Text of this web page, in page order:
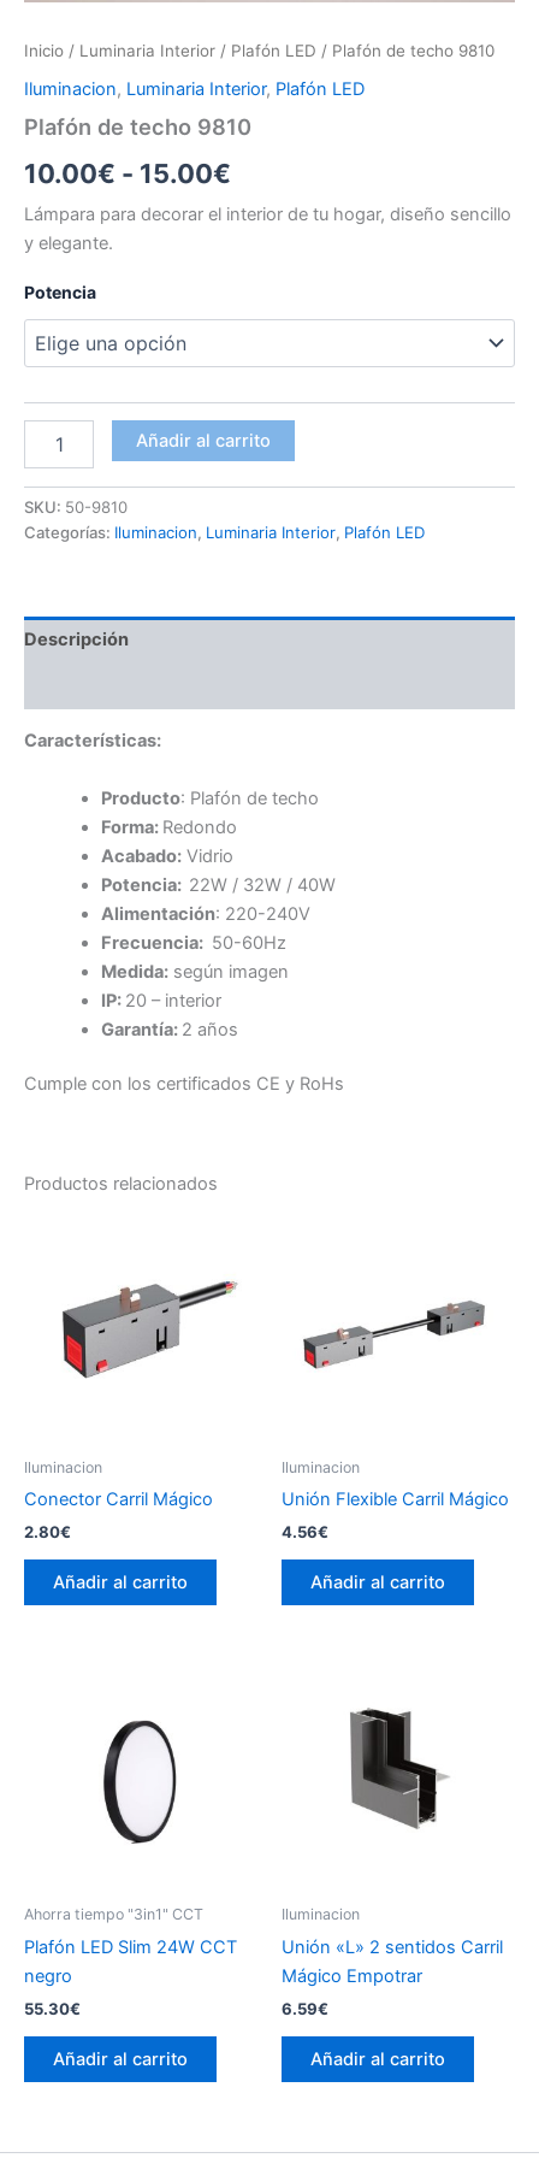
Inicio / Luminaria Interior / Plafón LED / Plafón de techo 9810
Iluminacion, Luminaria Interior, Plafón LED
Plafón de techo 9810
10.00€ - 15.00€
de
15.00€
Lámpara para decorar el interior de tu hogar, diseño sencillo
y elegante.
Potencia
9810
cantidad
Añadir al carrito
SKU: 50-9810
Categorías: Iluminacion, Luminaria Interior, Plafón LED
Descripción
Características:
Producto: Plafón de techo
Forma: Redondo
Acabado:Vidrio
Potencia: 22W / 32W / 40W
Alimentación: 220-240V
Frecuencia: 50-60Hz
Medida:según imagen
IP: 20 – interior
Garantía: 2 años
Cumple con los certificados CE y RoHs
Productos relacionados
Iluminacion
Conector Carril Mágico
2.80€
Añadir al carrito
Iluminacion
Unión Flexible Carril Mágico
4.56€
Añadir al carrito
Ahorra tiempo "3in1" CCT
Plafón LED Slim 24W CCT
negro
55.30€
Añadir al carrito
Iluminacion
Unión «L» 2 sentidos Carril
Mágico Empotrar
6.59€
Añadir al carrito